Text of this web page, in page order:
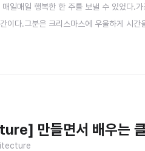
일매일 행복한 한 주를 보낼 수 있었다.
이다.그분은 크리스마스에 우울하게 시
만들면서 배우는 클